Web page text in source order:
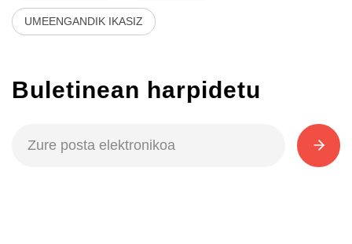
UMEENGANDIK IKASIZ
Buletinean harpidetu